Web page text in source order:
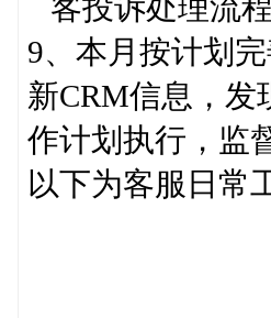
客投诉处理流
9、本月按计划
新CRM信息，发
作计划执行，监
以下为客服日常